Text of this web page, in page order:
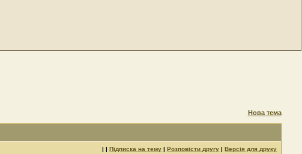
Нова тема
| |Підписка на тему |Розповісти другу |Версія для друку